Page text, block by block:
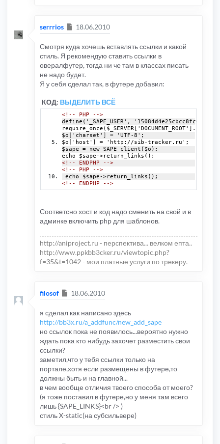
serrrios Сообщение
18.06.2010
Смотря куда хочешь вставлять ссылки и какой
стиль. Я рекомендую ставить ссылки в
овералфутер, тогда ни че там в классах писать
не надо будет.
Я у себя сделал так, в футере добавил:
КОД: ВЫДЕЛИТЬ ВСЁ
<!-- PHP -->
define('_SAPE_USER',
require_once($_SERVER['DOCUMENT_ROOT'].'/
$o['charset'] = 'UTF-8';
$o['host'] = 'http://sib-tracker.ru';
$sape = new SAPE_client($o);
echo $sape->return_links();
<!-- ENDPHP -->
<!-- PHP -->
echo $sape->return_links();
<!-- ENDPHP -->
Соответсно хост и код надо сменить на свой и в
админке включить php для шаблонов.
http://aniproject.ru - перспектива... велком епта..
http://www.ppkbb3cker.ru/viewtopic.php?
f=35&t=1042 - мои платные услуги по трекеру.
filosof Сообщение
18.06.2010
я сделал как написано здесь
http://bb3x.ru/a_addfunc/new_add_sape
но ссылок пока не появилось...вероятно нужно
ждать пока кто нибудь захочет разместить свои
ссылки?
заметил,что у тебя ссылки только на
портале,хотя если размещены в футере,то
должны быть и на главной...
в чем вообще отличия твоего способа от моего?
(я тоже поставил в футере,но у меня там всего
лишь {SAPE_LINKS}<br /> )
стиль X-static(на субсильвере)